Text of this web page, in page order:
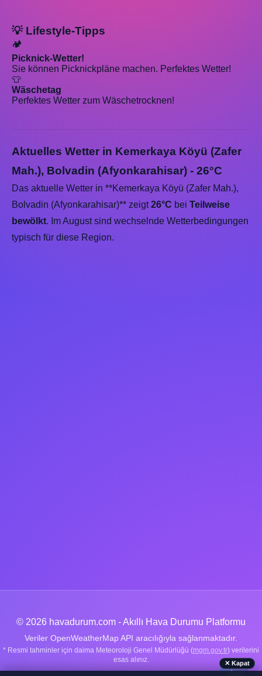
💡 Lifestyle-Tipps
🏕️
Picknick-Wetter!
Sie können Picknickpläne machen. Perfektes Wetter!
👕
Wäschetag
Perfektes Wetter zum Wäschetrocknen!
Aktuelles Wetter in Kemerkaya Köyü (Zafer
Mah.), Bolvadin (Afyonkarahisar) - 26°C
Das aktuelle Wetter in **Kemerkaya Köyü (Zafer Mah.),
Bolvadin (Afyonkarahisar)** zeigt26°C bei Teilweise
bewölkt. Im August sind wechselnde Wetterbedingungen
typisch für diese Region.
© 2026 havadurum.com - Akıllı Hava Durumu Platformu
Veriler OpenWeatherMap API aracılığıyla sağlanmaktadır.
* Resmi tahminler için daima Meteoroloji Genel Müdürlüğü (mgm.gov.tr) verilerini
esas alınız.
✕ Kapat